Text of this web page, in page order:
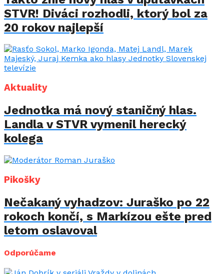
STVR! Diváci rozhodli, ktorý bol za
20 rokov najlepší
Aktuality
Jednotka má nový staničný hlas.
Landla v STVR vymenil herecký
kolega
Pikošky
Nečakaný vyhadzov: Juraško po 22
rokoch končí, s Markízou ešte pred
letom oslavoval
Odporúčame